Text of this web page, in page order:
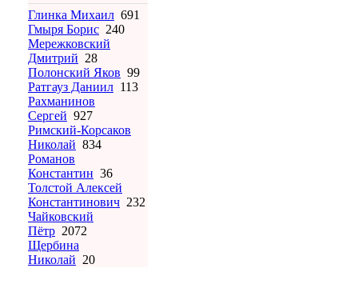
Глинка Михаил 691
Гмыря Борис 240
Мережковский
Дмитрий 28
Полонский Яков 99
Ратгауз Даниил 113
Рахманинов
Сергей 927
Римский-Корсаков
Николай 834
Романов
Константин 36
Толстой Алексей
Константинович 232
Чайковский
Пётр 2072
Щербина
Николай 20